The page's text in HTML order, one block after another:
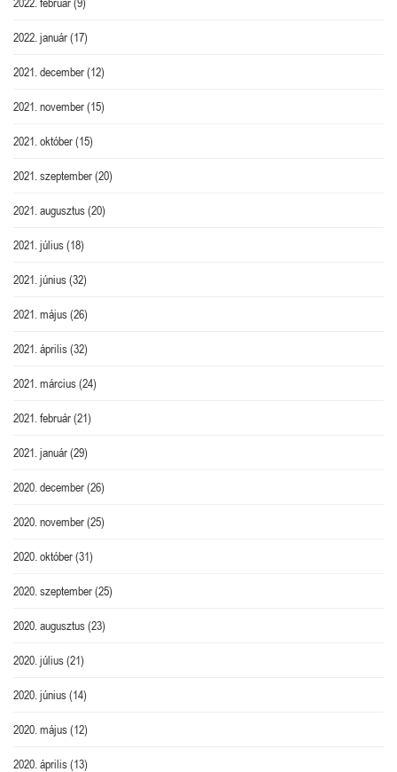
2022. január(17)
2021. december(12)
2021. november(15)
2021. október(15)
2021. szeptember(20)
2021. augusztus(20)
2021. július(18)
2021. június(32)
2021. május(26)
2021. április(32)
2021. március(24)
2021. február(21)
2021. január(29)
2020. december(26)
2020. november(25)
2020. október(31)
2020. szeptember(25)
2020. augusztus(23)
2020. július(21)
2020. június(14)
2020. május(12)
2020. április(13)